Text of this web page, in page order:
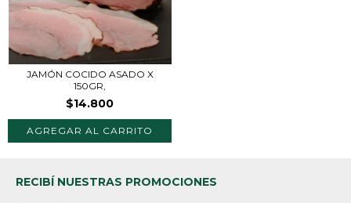
JAMÓN COCIDO ASADO X
150GR,
$14.800
RECIBÍ NUESTRAS PROMOCIONES